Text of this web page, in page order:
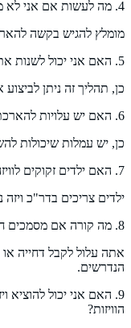
4. מה לעשות אם אני לא מתכנן לעזוב בזמן?
מומלץ להגיש בקשה
5. האם אני יכול לשנות את סוג הוויזה במהלך הארכתה?
כן, תהליך זה ניתן
6. האם יש עלויות להארכת הוויזה?
כן, יש עמלות שיכולות
7. האם ילדים זקוקים לוויזה נפרדת?
ילדים צריכים בדר"כ
8. מה קורה אם מסמכים חסרים?
אתה עלול לקבל דחייה
הנדרשים.
9. האם אני יכול להוציא
הוויזות?